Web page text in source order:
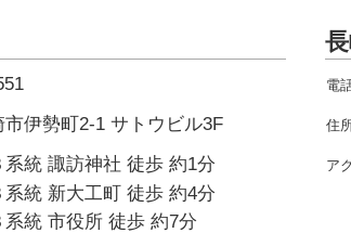
伊勢町2-1 サトウビル3F
統 諏訪神社 徒歩 約1分
統 新大工町 徒歩 約4分
統 市役所 徒歩 約7分